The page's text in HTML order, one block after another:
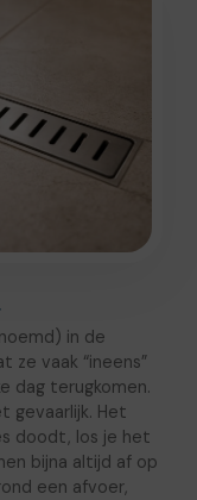
in de
ze vaak “ineens”
dag terugkomen.
gevaarlijk. Het
doodt, los je het
bijna altijd af op
een afvoer,